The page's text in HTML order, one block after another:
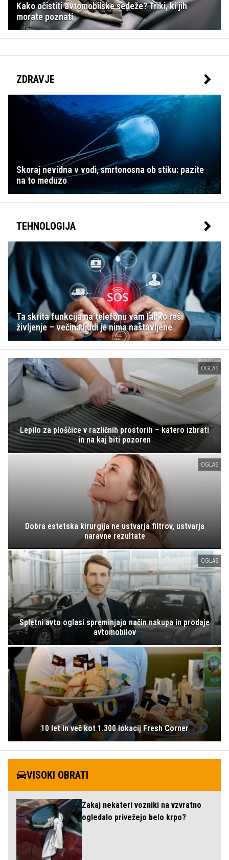
Kako očistiti avtomobilske sedeže? Triki, ki jih
morate poznati
ZDRAVJE
Skoraj nevidna v vodi, smrtonosna ob stiku: pazite
na to meduzo
TEHNOLOGIJA
Ta skrita funkcija na telefonu vam lahko reši
življenje – večina ljudi je nima nastavljene
OGLAS
Lepilo za ploščice v različnih prostorih – katero izbrati
in na kaj biti pozoren
OGLAS
Dobra estetska kirurgija ne ustvarja filtrov, ustvarja
naravne rezultate
OGLAS
Spletni avto oglasi spreminjajo način nakupa in prodaje
avtomobilov
10 let in več kot 1.300 lokacij Fresh Corner
VISOKI OBRATI
Zakaj nekateri vozniki na vzvratno
ogledalo privežejo belo krpo?